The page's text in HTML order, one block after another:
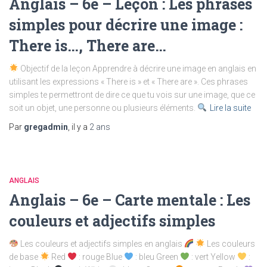
simples pour décrire une image :
There is…, There are…
Objectif de la leçon Apprendre à décrire une image en anglais en
utilisant les expressions « There is » et « There are ». Ces phrases
simples te permettront de dire ce que tu vois sur une image, que ce
soit un objet, une personne ou plusieurs éléments.
Lire la suite
Par gregadmin , il y a 2 ans
ANGLAIS
Anglais – 6e – Carte mentale : Les
couleurs et adjectifs simples
Les couleurs et adjectifs simples en anglais
Les couleurs
de base
Red : rouge Blue : bleu Green : vert Yellow
: